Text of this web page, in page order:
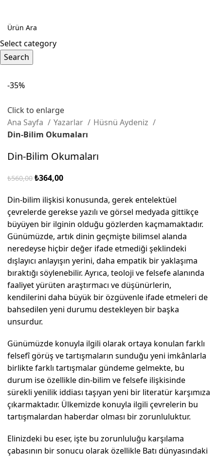
Select category
Search
-35%
Click to enlarge
Ana Sayfa
Yazarlar
Hüsnü Aydeniz
Din-Bilim Okumaları
Din-Bilim Okumaları
₺560,00 ₺364,00
Din-bilim ilişkisi konusunda, gerek entelektüel
çevrelerde gerekse yazılı ve görsel medyada gittikçe
büyüyen bir ilginin olduğu gözlerden kaçmamaktadır.
Günümüzde, artık dinin geçmişte bilimsel alanda
neredeyse hiçbir değer ifade etmediği şeklindeki
dışlayıcı anlayışın yerini, daha empatik bir yaklaşıma
bıraktığı söylenebilir. Ayrıca, teoloji ve felsefe alanında
faaliyet yürüten araştırmacı ve düşünürlerin,
kendilerini daha büyük bir özgüvenle ifade etmeleri de
bahsedilen yeni durumu destekleyen bir başka
unsurdur.
Günümüzde konuyla ilgili olarak ortaya konulan farklı
felsefî görüş ve tartışmaların sunduğu yeni imkânlarla
birlikte farklı tartışmalar gündeme gelmekte, bu
durum ise özellikle din-bilim ve felsefe ilişkisinde
sürekli yenilik iddiası taşıyan yeni bir literatür karşımıza
çıkarmaktadır. Ülkemizde konuyla ilgili çevrelerin bu
tartışmalardan haberdar olması bir zorunluluktur.
Elinizdeki bu eser, işte bu zorunluluğu karşılama
çabasının bir sonucu olarak özellikle Batı dünyasındaki